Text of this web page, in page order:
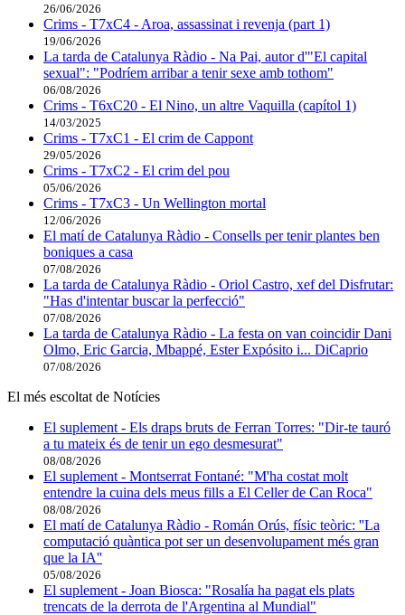
26/06/2026
Crims - T7xC4 - Aroa, assassinat i revenja (part 1)
19/06/2026
La tarda de Catalunya Ràdio - Na Pai, autor d'"El capital
sexual": "Podríem arribar a tenir sexe amb tothom"
06/08/2026
Crims - T6xC20 - El Nino, un altre Vaquilla (capítol 1)
14/03/2025
Crims - T7xC1 - El crim de Cappont
29/05/2026
Crims - T7xC2 - El crim del pou
05/06/2026
Crims - T7xC3 - Un Wellington mortal
12/06/2026
El matí de Catalunya Ràdio - Consells per tenir plantes ben
boniques a casa
07/08/2026
La tarda de Catalunya Ràdio - Oriol Castro, xef del Disfrutar:
"Has d'intentar buscar la perfecció"
07/08/2026
La tarda de Catalunya Ràdio - La festa on van coincidir Dani
Olmo, Eric Garcia, Mbappé, Ester Expósito i... DiCaprio
07/08/2026
El més escoltat de Notícies
El suplement - Els draps bruts de Ferran Torres: "Dir-te tauró
a tu mateix és de tenir un ego desmesurat"
08/08/2026
El suplement - Montserrat Fontané: "M'ha costat molt
entendre la cuina dels meus fills a El Celler de Can Roca"
08/08/2026
El matí de Catalunya Ràdio - Román Orús, físic teòric: ''La
computació quàntica pot ser un desenvolupament més gran
que la IA''
05/08/2026
El suplement - Joan Biosca: "Rosalía ha pagat els plats
trencats de la derrota de l'Argentina al Mundial"